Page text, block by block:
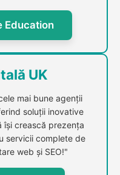
Education
UK
mai bune agenții
soluții inovative
își crească prezența
servicii complete de
web și SEO!"